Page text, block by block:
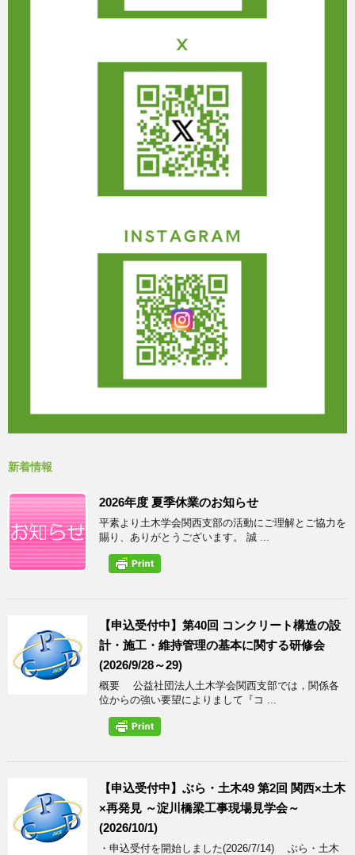
新着情報
2026年度 夏季休業のお知らせ
平素より土木学会関西支部の活動にご理解とご協力を
賜り、ありがとうございます。 誠 ...
【申込受付中】第40回 コンクリート構造の設
計・施工・維持管理の基本に関する研修会
(2026/9/28～29)
概要 公益社団法人土木学会関西支部では，関係各
位からの強い要望によりまして『コ ...
【申込受付中】ぶら・土木49 第2回 関西×土木
×再発見 ～淀川橋梁工事現場見学会～
(2026/10/1)
・申込受付を開始しました(2026/7/14) ぶら・土木